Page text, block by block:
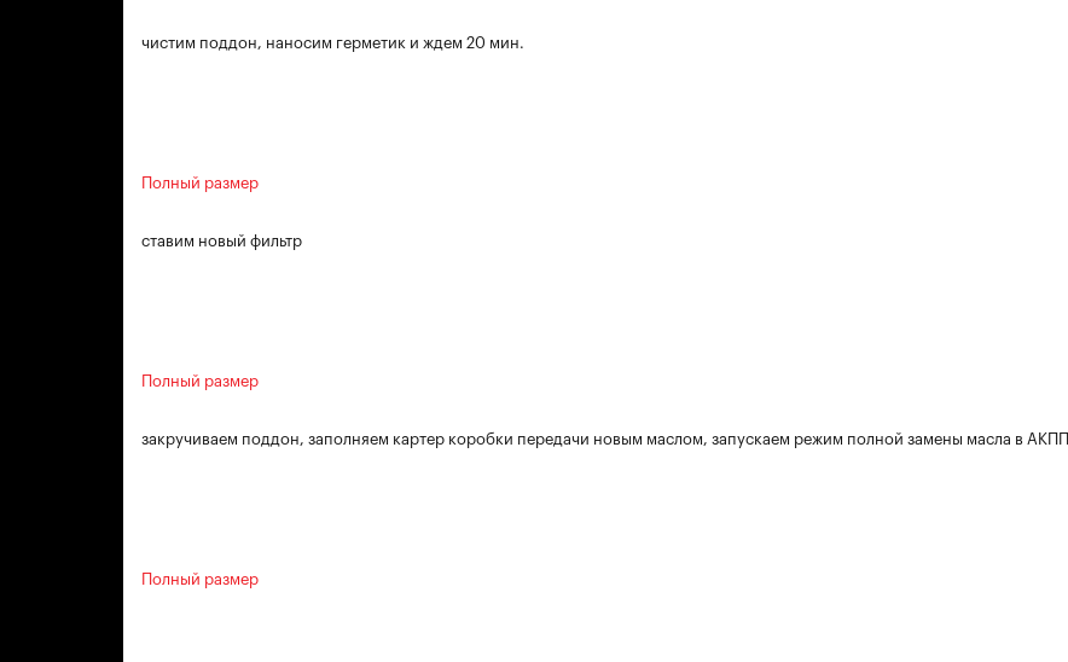
чистим поддон, наносим герметик и ждем 20 мин.
Полный размер
ставим новый фильтр
Полный размер
закручиваем поддон, заполняем картер коробки передачи новым маслом, запускаем режим полной замены масла в АКПП
Полный размер